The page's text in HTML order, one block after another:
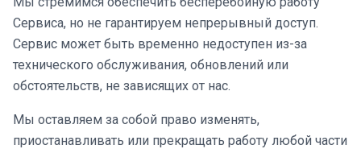
Сервиса, но не гарантируем непрерывный доступ.
Сервис может быть временно недоступен из-за
технического обслуживания, обновлений или
обстоятельств, не зависящих от нас.
Мы оставляем за собой право изменять,
приостанавливать или прекращать работу любой части